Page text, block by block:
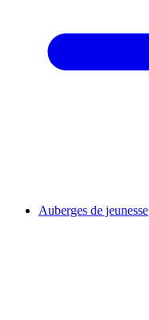
Auberges de jeunesse